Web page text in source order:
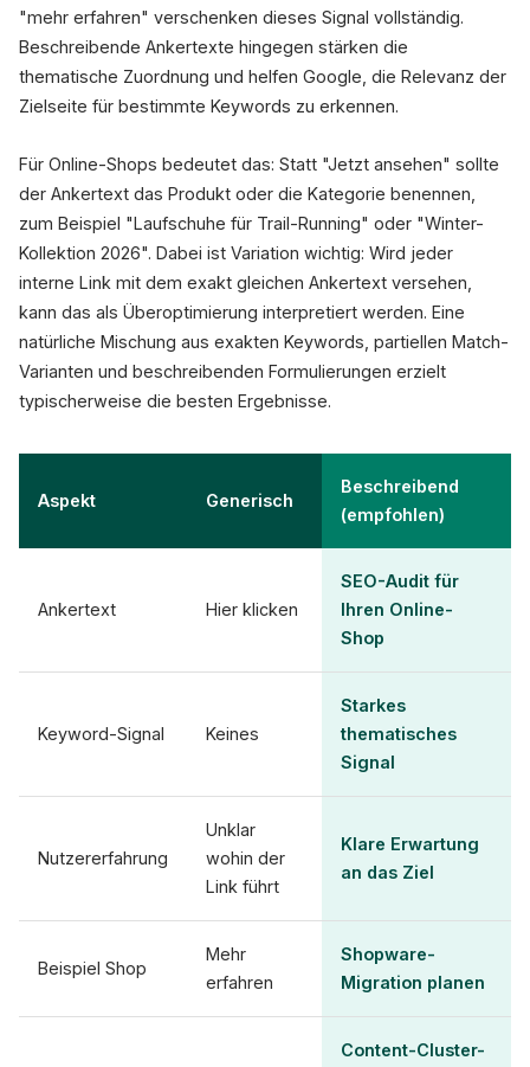
"mehr erfahren" verschenken dieses Signal vollständig.
Beschreibende Ankertexte hingegen stärken die
thematische Zuordnung und helfen Google, die Relevanz der
Zielseite für bestimmte Keywords zu erkennen.
Für Online-Shops bedeutet das: Statt "Jetzt ansehen" sollte
der Ankertext das Produkt oder die Kategorie benennen,
zum Beispiel "Laufschuhe für Trail-Running" oder "Winter-
Kollektion 2026". Dabei ist Variation wichtig: Wird jeder
interne Link mit dem exakt gleichen Ankertext versehen,
kann das als Überoptimierung interpretiert werden. Eine
natürliche Mischung aus exakten Keywords, partiellen Match-
Varianten und beschreibenden Formulierungen erzielt
typischerweise die besten Ergebnisse.
Aspekt Generisch
Beschreibend
(empfohlen)
Ankertext Hier klicken
SEO-Audit für
Ihren Online-
Shop
Keyword-Signal Keines
Starkes
thematisches
Signal
Nutzererfahrung
Unklar
wohin der
Link führt
Klare Erwartung
an das Ziel
Beispiel Shop
Mehr
erfahren
Shopware-
Migration planen
Content-Cluster-